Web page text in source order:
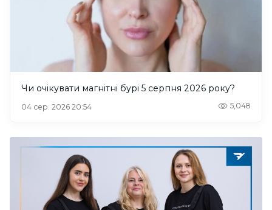
Чи очікувати магнітні бурі 5 серпня 2026 року?
04 сер. 2026 20:54 5,048